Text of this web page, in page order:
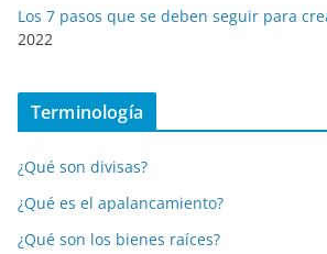
Los 7 pasos que se deben seguir para
2022
Terminología
¿Qué son divisas?
¿Qué es el apalancamiento?
¿Qué son los bienes raíces?